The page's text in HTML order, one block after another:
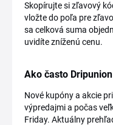
Skopírujte si zľavový
vložte do poľa pre
sa celková suma
uvidíte zníženú cenu.
Ako často
Nové kupóny a akcie
výpredajmi a počas
Friday. Aktuálny